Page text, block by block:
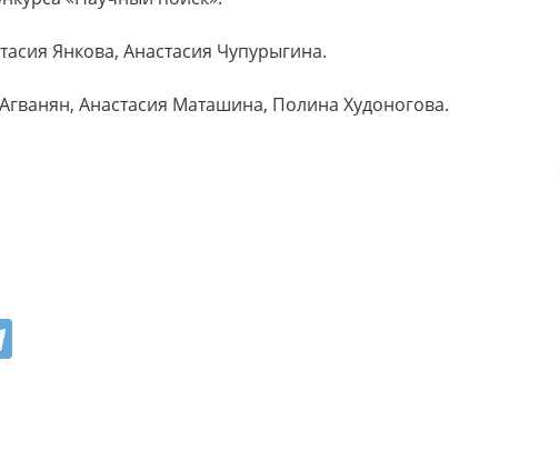
Янкова, Анастасия Чупурыгина.
Анастасия Маташина, Полина Худоногова.